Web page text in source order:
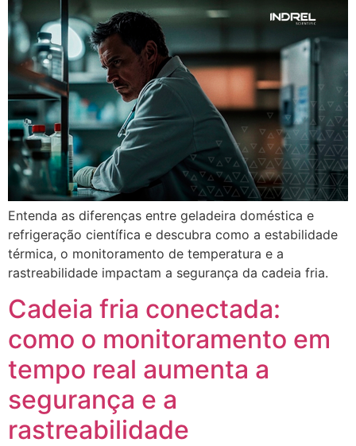
Entenda as diferenças entre geladeira doméstica e
refrigeração científica e descubra como a estabilidade
térmica, o monitoramento de temperatura e a
rastreabilidade impactam a segurança da cadeia fria.
Cadeia fria conectada:
como o monitoramento em
tempo real aumenta a
segurança e a
rastreabilidade